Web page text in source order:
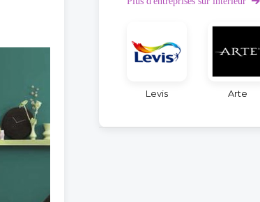
Levis Arte